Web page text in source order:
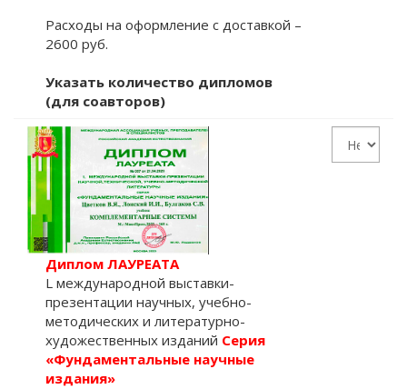
Расходы на оформление с доставкой –
2600 руб.
Указать количество дипломов
(для соавторов)
Диплом ЛАУРЕАТА
L международной выставки-
презентации научных, учебно-
методических и литературно-
художественных изданий Серия
«Фундаментальные научные
издания»